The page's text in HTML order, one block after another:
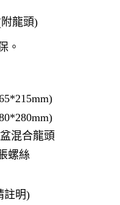
龍頭)
。
混合龍頭
螺絲
註明)